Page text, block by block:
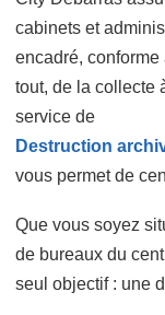
cabinets et
encadré,
tout, de la collecte
service de
Destruction
vous permet de
Que vous soyez
de bureaux du
seul objectif : une